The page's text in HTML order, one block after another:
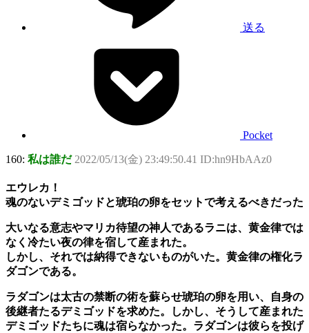
送る
Pocket
160: 私は誰だ 2022/05/13(金) 23:49:50.41 ID:hn9HbAAz0
エウレカ！
魂のないデミゴッドと琥珀の卵をセットで考えるべきだった
大いなる意志やマリカ待望の神人であるラニは、黄金律では
なく冷たい夜の律を宿して産まれた。
しかし、それでは納得できないものがいた。黄金律の権化ラ
ダゴンである。
ラダゴンは太古の禁断の術を蘇らせ琥珀の卵を用い、自身の
後継者たるデミゴッドを求めた。しかし、そうして産まれた
デミゴッドたちに魂は宿らなかった。ラダゴンは彼らを投げ